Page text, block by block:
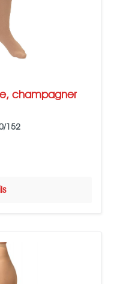
champagner
152